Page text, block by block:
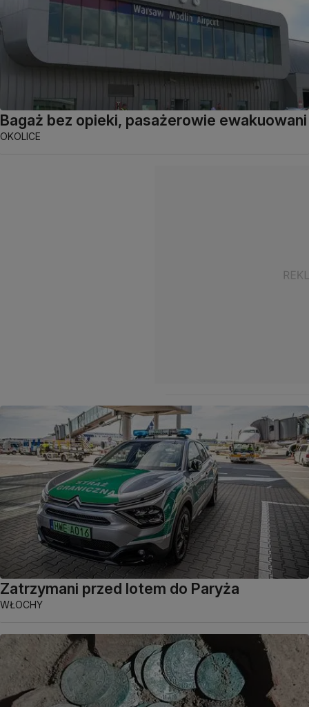
Bagaż bez opieki, pasażerowie ewakuowani
OKOLICE
Zatrzymani przed lotem do Paryża
WŁOCHY